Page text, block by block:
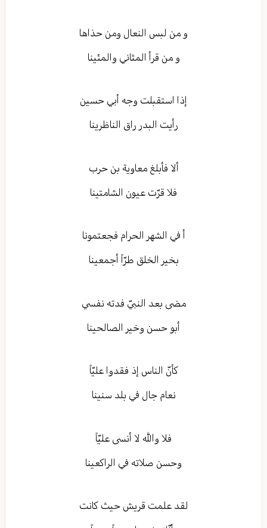
و من لبس النعال ومن حذاها
و من قرأ المثاني والمئينا
إذا استقبلت وجه أبي حسين
رأيت البدر راق الناظرينا
ألا فأبلغ معاوية بن حرب‏
فلا قرّت عيون الشامتينا
أ في الشهر الحرام فجعتمونا
بخير الخلق طرّاً أجمعينا
مضى بعد النبيّ فدته نفسي
أبو حسن وخير الصالحينا
كأنّ الناس إذ فقدوا عليّاً
نعام جال في بلد سنينا
فلا والله لا أنسى عليّاً
وحسن صلاته في الراكعينا
لقد علمت قريش حيث كانت